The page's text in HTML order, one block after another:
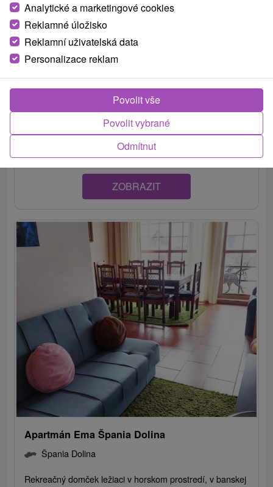
Apartmán Katarína Špania Dolina
Apartmán v malebnej horskej obci Špania Dolina ponúka
štýlovo zariadené ubytovanie, ktoré je...
ZOBRAZIT
Apartmán Ema Špania Dolina
Špania Dolina
Rekreačný domček ležiaci v horskom prostredí, v banskej
Analytické a marketingové cookies
Reklamné úložisko
Reklamní uživatelská data
Personalizace reklam
Odmítnut
Povolit vybrané
Povolit vše